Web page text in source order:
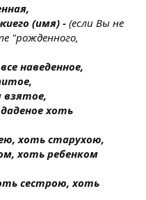
(имя) - (если Вы не
"рожденного,
наведенное,
взятое,
хоть
хоть старухою,
хоть ребенком
сестрою, хоть